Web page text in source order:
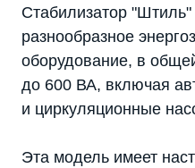
Стабилизатор
разнообразное
оборудование, в
до 600 ВА, включая
и циркуляционные
Эта модель имеет